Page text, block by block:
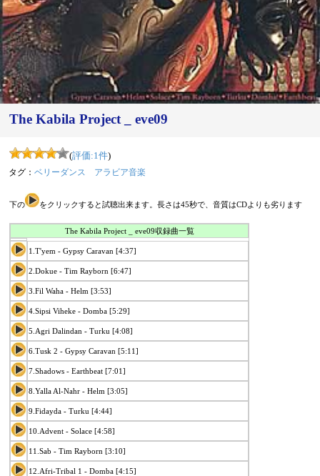
The Kabila Project _ eve09
(評価:1件)
タグ： ベリーダンス アラビア音楽
下の をクリックすると試聴出来ます。長さは45秒で、音質はCDよりも劣ります
The Kabila Project _ eve09収録曲一覧
1.T'yem - Gypsy Caravan [4:37]
2.Dokue - Tim Rayborn [6:47]
3.Fil Waha - Helm [3:53]
4.Sipsi Viheke - Domba [5:29]
5.Agri Dalindan - Turku [4:08]
6.Tusk 2 - Gypsy Caravan [5:11]
7.Shadows - Earthbeat [7:01]
8.Yalla Al-Nahr - Helm [3:05]
9.Fidayda - Turku [4:44]
10.Advent - Solace [4:58]
11.Sab - Tim Rayborn [3:10]
12.Afri-Tribal 1 - Domba [4:15]